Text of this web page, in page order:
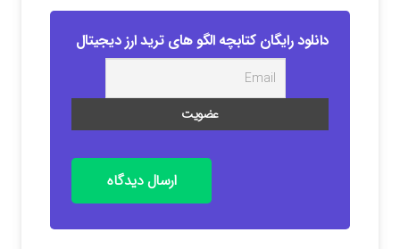
دانلود رایگان کتابچه الگو های ترید ارز دیجیتال
ارسال دیدگاه